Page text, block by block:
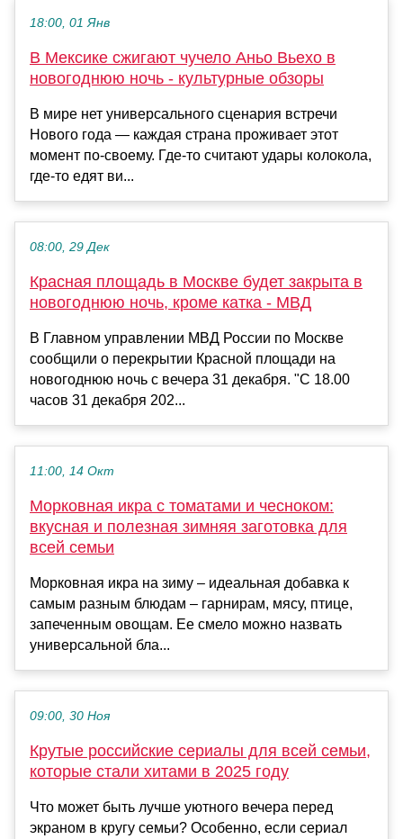
18:00, 01 Янв
В Мексике сжигают чучело Аньо Вьехо в
новогоднюю ночь - культурные обзоры
В мире нет универсального сценария встречи
Нового года — каждая страна проживает этот
момент по-своему. Где-то считают удары колокола,
где-то едят ви...
08:00, 29 Дек
Красная площадь в Москве будет закрыта в
новогоднюю ночь, кроме катка - МВД
В Главном управлении МВД России по Москве
сообщили о перекрытии Красной площади на
новогоднюю ночь с вечера 31 декабря. "С 18.00
часов 31 декабря 202...
11:00, 14 Окт
Морковная икра с томатами и чесноком:
вкусная и полезная зимняя заготовка для
всей семьи
Морковная икра на зиму – идеальная добавка к
самым разным блюдам – гарнирам, мясу, птице,
запеченным овощам. Ее смело можно назвать
универсальной бла...
09:00, 30 Ноя
Крутые российские сериалы для всей семьи,
которые стали хитами в 2025 году
Что может быть лучше уютного вечера перед
экраном в кругу семьи? Особенно, если сериал